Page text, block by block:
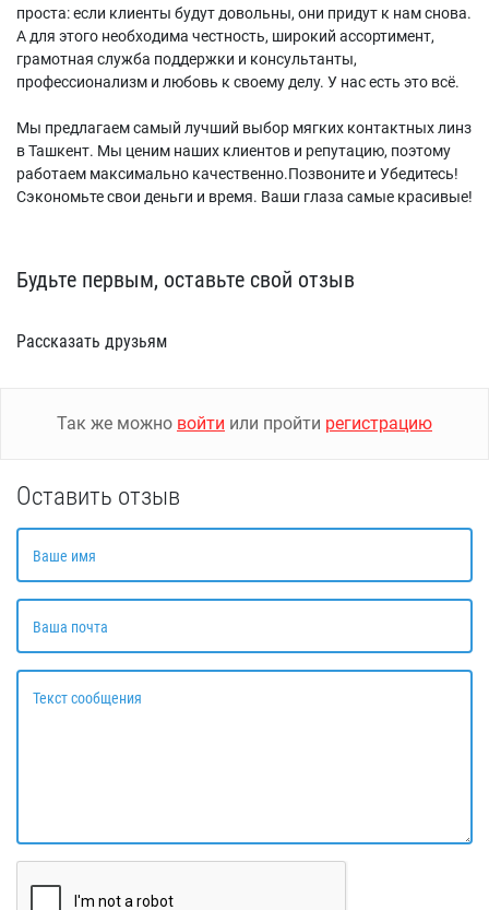
проста: если клиенты будут довольны, они придут к нам снова.
А для этого необходима честность, широкий ассортимент,
грамотная служба поддержки и консультанты,
профессионализм и любовь к своему делу. У нас есть это всё.
Мы предлагаем самый лучший выбор мягких контактных линз
в Ташкент. Мы ценим наших клиентов и репутацию, поэтому
работаем максимально качественно.Позвоните и Убедитесь!
Сэкономьте свои деньги и время. Ваши глаза самые красивые!
Будьте первым, оставьте свой отзыв
Рассказать друзьям
Так же можно войти или пройти регистрацию
Оставить отзыв
Ваше имя
Ваша почта
Текст сообщения